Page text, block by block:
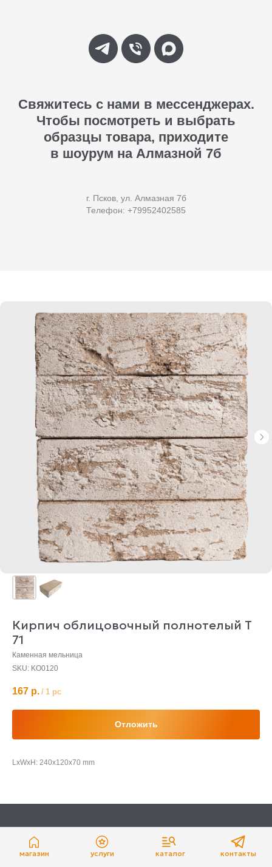
магазин услуги каталог контакты
Свяжитесь с нами в мессенджерах.
Чтобы посмотреть и выбрать
образцы товара, приходите
в шоурум на Алмазной 7б
г. Псков, ул. Алмазная 7б
Телефон: +79952402585
Кирпич облицовочный полнотелый Т
71
Каменная мельница
SKU: KO0120
167 р. / 1 pc
Отложить
LxWxH: 240x120x70 mm